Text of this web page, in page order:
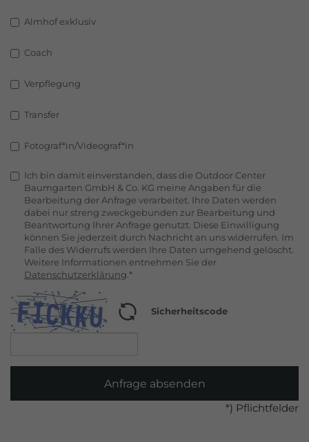
Almhof exklusiv
Coach
Verpflegung
Transfer
Fotograf*in/Videograf*in
Ich bin damit einverstanden, dass die Outdoor Center
Baumgarten GmbH & Co. KG meine Angaben für die
Bearbeitung der Anfrage verarbeitet. Ihre Daten werden
dabei nur streng zweckgebunden zur Bearbeitung und
Beantwortung Ihrer Anfrage genutzt. Diese Einwilligung
können Sie jederzeit durch Nachricht an uns widerrufen. Im
Falle des Widerrufs werden Ihre Daten umgehend gelöscht.
Weitere Informationen entnehmen Sie der
Datenschutzerklärung.*
Sicherheitscode
Anfrage absenden
*) Pflichtfelder